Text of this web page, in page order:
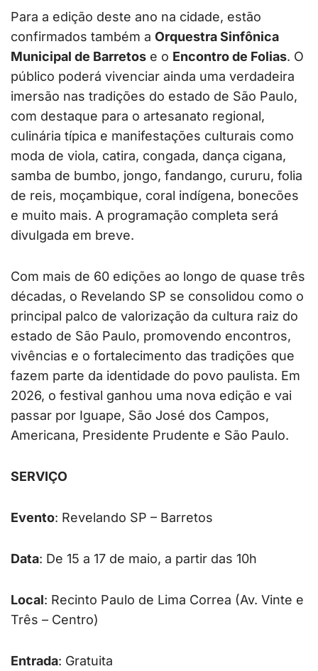
Para a edição deste ano na cidade, estão
confirmados também a Orquestra Sinfônica
Municipal de Barretos e o Encontro de Folias. O
público poderá vivenciar ainda uma verdadeira
imersão nas tradições do estado de São Paulo,
com destaque para o artesanato regional,
culinária típica e manifestações culturais como
moda de viola, catira, congada, dança cigana,
samba de bumbo, jongo, fandango, cururu, folia
de reis, moçambique, coral indígena, bonecões
e muito mais. A programação completa será
divulgada em breve.
Com mais de 60 edições ao longo de quase três
décadas, o Revelando SP se consolidou como o
principal palco de valorização da cultura raiz do
estado de São Paulo, promovendo encontros,
vivências e o fortalecimento das tradições que
fazem parte da identidade do povo paulista. Em
2026, o festival ganhou uma nova edição e vai
passar por Iguape, São José dos Campos,
Americana, Presidente Prudente e São Paulo.
SERVIÇO
Evento: Revelando SP – Barretos
Data: De 15 a 17 de maio, a partir das 10h
Local: Recinto Paulo de Lima Correa (Av. Vinte e
Três – Centro)
Entrada: Gratuita